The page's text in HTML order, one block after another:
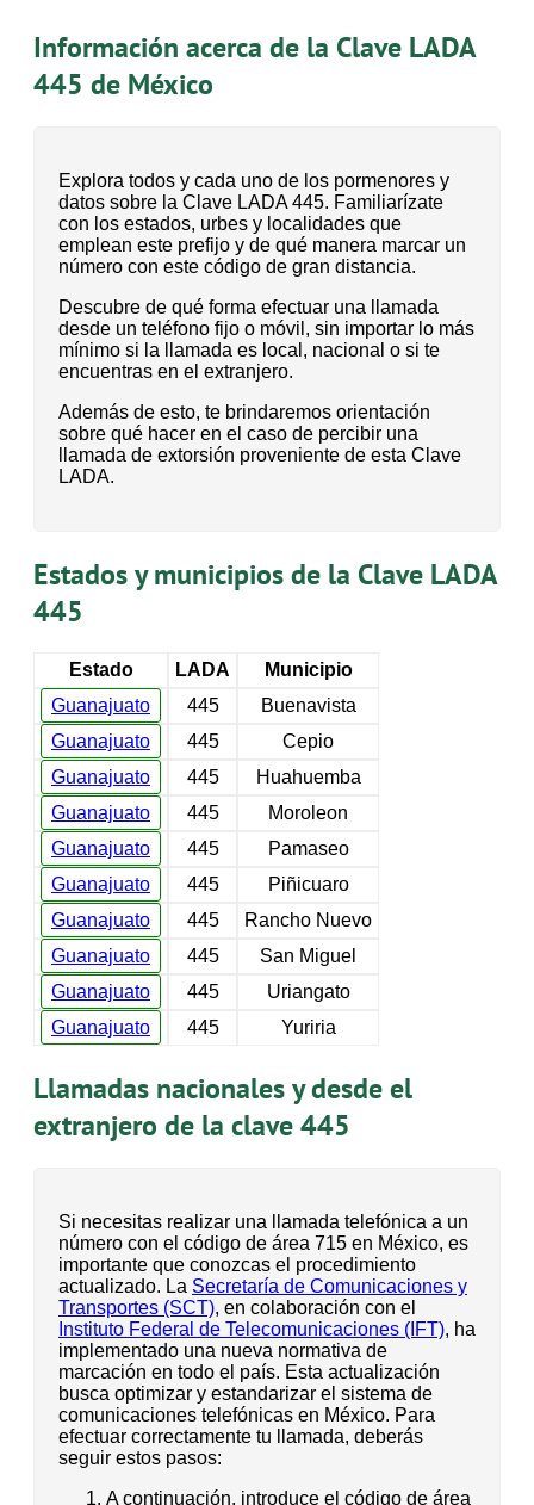
Información acerca de la Clave LADA
445 de México
Explora todos y cada uno de los pormenores y
datos sobre la Clave LADA 445. Familiarízate
con los estados, urbes y localidades que
emplean este prefijo y de qué manera marcar un
número con este código de gran distancia.
Descubre de qué forma efectuar una llamada
desde un teléfono fijo o móvil, sin importar lo más
mínimo si la llamada es local, nacional o si te
encuentras en el extranjero.
Además de esto, te brindaremos orientación
sobre qué hacer en el caso de percibir una
llamada de extorsión proveniente de esta Clave
LADA.
Estados y municipios de la Clave LADA
445
Estado LADA
Municipio
Guanajuato
445
Buenavista
Guanajuato
445
Cepio
Guanajuato
445
Huahuemba
Guanajuato
445
Moroleon
Guanajuato
445
Pamaseo
Guanajuato
445
Piñicuaro
Guanajuato
445
Rancho Nuevo
Guanajuato
445
San Miguel
Guanajuato
445
Uriangato
Guanajuato
445 Yuriria
Llamadas nacionales y desde el
extranjero de la clave 445
Si necesitas realizar una llamada telefónica a un
número con el código de área 715 en México, es
importante que conozcas el procedimiento
actualizado. La Secretaría de Comunicaciones y
Transportes (SCT), en colaboración con el
Instituto Federal de Telecomunicaciones (IFT), ha
implementado una nueva normativa de
marcación en todo el país. Esta actualización
busca optimizar y estandarizar el sistema de
comunicaciones telefónicas en México. Para
efectuar correctamente tu llamada, deberás
seguir estos pasos:
A continuación, introduce el código de área